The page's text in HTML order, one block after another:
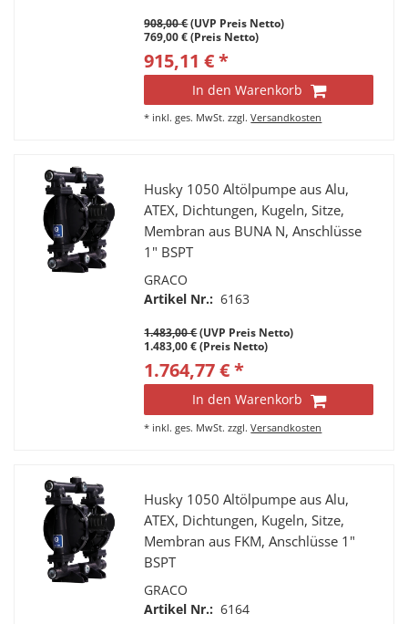
908,00 €(UVP Preis Netto)
769,00 € (Preis Netto)
915,11 € *
In den Warenkorb
* inkl. ges. MwSt. zzgl.Versandkosten
Husky 1050 Altölpumpe aus Alu,
ATEX, Dichtungen, Kugeln, Sitze,
Membran aus BUNA N, Anschlüsse
1" BSPT
GRACO
Artikel Nr.: 6163
1.483,00 €(UVP Preis Netto)
1.483,00 € (Preis Netto)
1.764,77 € *
In den Warenkorb
* inkl. ges. MwSt. zzgl.Versandkosten
Husky 1050 Altölpumpe aus Alu,
ATEX, Dichtungen, Kugeln, Sitze,
Membran aus FKM, Anschlüsse 1"
BSPT
GRACO
Artikel Nr.: 6164